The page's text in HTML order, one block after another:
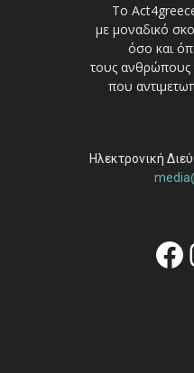
Το
με μοναδικό
όσο και
τους ανθρώπους
που
Ηλεκτρονική